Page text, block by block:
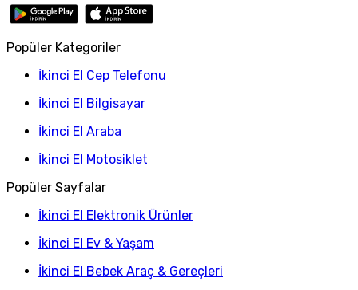
Popüler Kategoriler
İkinci El Cep Telefonu
İkinci El Bilgisayar
İkinci El Araba
İkinci El Motosiklet
Popüler Sayfalar
İkinci El Elektronik Ürünler
İkinci El Ev & Yaşam
İkinci El Bebek Araç & Gereçleri